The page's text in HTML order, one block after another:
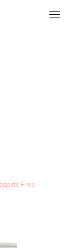
Free